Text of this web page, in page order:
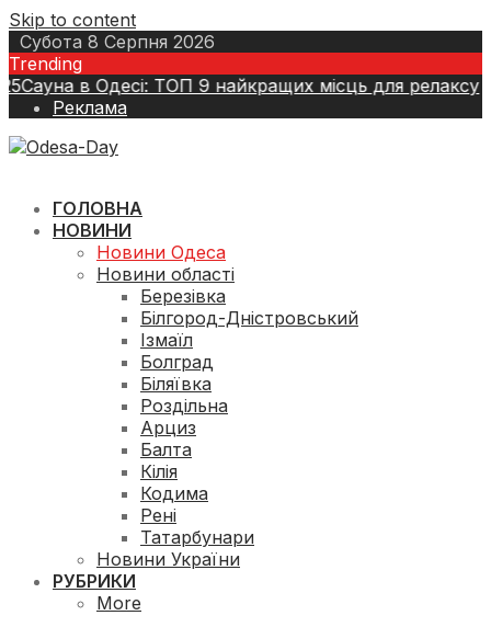
Skip to content
Субота 8 Серпня 2026
Trending
в Одесі: ТОП 9 найкращих місць для релаксу 7
Реклама
ГОЛОВНА
НОВИНИ
Новини Одеса
Новини області
Березівка
Білгород-Дністровський
Ізмаїл
Болград
Біляївка
Роздільна
Арциз
Балта
Кілія
Кодима
Рені
Татарбунари
Новини України
РУБРИКИ
More